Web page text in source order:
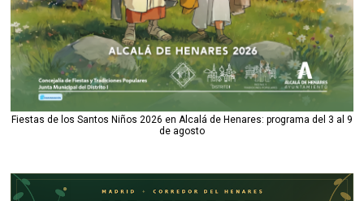
Fiestas de los Santos Niños 2026 en Alcalá de Henares: programa del 3 al 9
de agosto